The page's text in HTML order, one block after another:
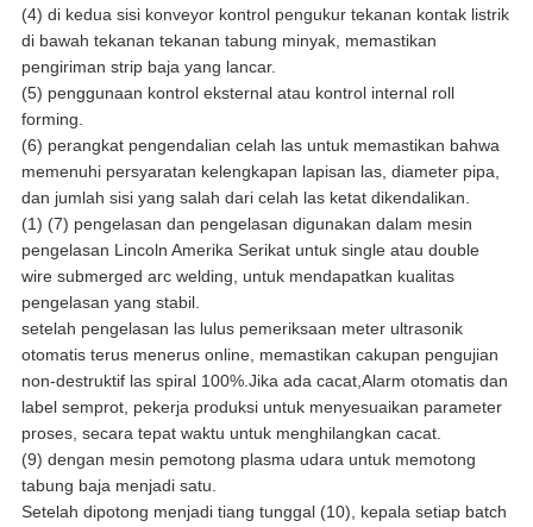
(4) di kedua sisi konveyor kontrol pengukur tekanan kontak listrik
di bawah tekanan tekanan tabung minyak, memastikan
pengiriman strip baja yang lancar.
(5) penggunaan kontrol eksternal atau kontrol internal roll
forming.
(6) perangkat pengendalian celah las untuk memastikan bahwa
memenuhi persyaratan kelengkapan lapisan las, diameter pipa,
dan jumlah sisi yang salah dari celah las ketat dikendalikan.
(1) (7) pengelasan dan pengelasan digunakan dalam mesin
pengelasan Lincoln Amerika Serikat untuk single atau double
wire submerged arc welding, untuk mendapatkan kualitas
pengelasan yang stabil.
setelah pengelasan las lulus pemeriksaan meter ultrasonik
otomatis terus menerus online, memastikan cakupan pengujian
non-destruktif las spiral 100%.Jika ada cacat,Alarm otomatis dan
label semprot, pekerja produksi untuk menyesuaikan parameter
proses, secara tepat waktu untuk menghilangkan cacat.
(9) dengan mesin pemotong plasma udara untuk memotong
tabung baja menjadi satu.
Setelah dipotong menjadi tiang tunggal (10), kepala setiap batch